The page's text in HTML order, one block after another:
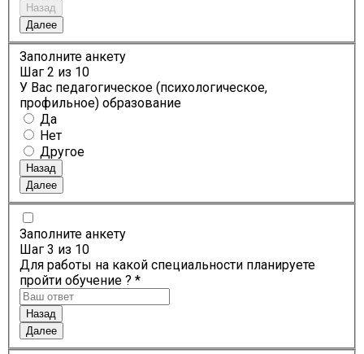
Назад
Далее
Заполните анкету
Шаг 2 из 10
У Вас педагогическое (психологическое,
профильное) образование
Да
Нет
Другое
Назад
Далее
Заполните анкету
Шаг 3 из 10
Для работы на какой специальности планируете
пройти обучение ? *
Назад
Далее